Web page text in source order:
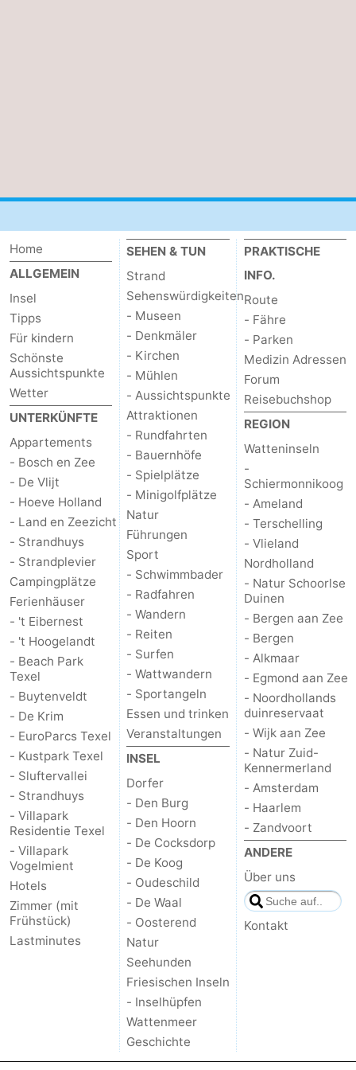
Route
-
Fähre
-
Parken
Inselhüpfen
Reisebuchshop
Medizin
Adressen
Region
Watteninseln
Schiermonnikoog
Ameland
-
Terschelling
-
Vlieland
Nordholland
-
Natur
Schoorlse
Duinen
Bergen
aan
Zee
Bergen
-
Alkmaar
-
Egmond
aan
Zee
-
Noordhollands
duinreservaat
-
Wijk
-
Zandvoort
Wetter
Home
ALLGEMEIN
Insel
Tipps
Für kindern
Schönste
Aussichtspunkte
Wetter
UNTERKÜNFTE
Appartements
- Bosch en Zee
- De Vlijt
- Hoeve Holland
- Land en Zeezicht
- Strandhuys
- Strandplevier
Campingplätze
Ferienhäuser
- 't Eibernest
- 't Hoogelandt
- Beach Park
Texel
- Buytenveldt
- De Krim
- EuroParcs Texel
- Kustpark Texel
- Sluftervallei
- Strandhuys
- Villapark
Residentie Texel
- Villapark
Vogelmient
Hotels
Zimmer (mit
Frühstück)
Lastminutes
SEHEN & TUN
Strand
Sehenswürdigkeiten
- Museen
- Denkmäler
- Kirchen
- Mühlen
- Aussichtspunkte
Attraktionen
- Rundfahrten
- Bauernhöfe
- Spielplätze
- Minigolfplätze
Natur
Führungen
Sport
- Schwimmbader
- Radfahren
- Wandern
- Reiten
- Surfen
- Wattwandern
- Sportangeln
Essen und trinken
Veranstaltungen
INSEL
Dorfer
- Den Burg
- Den Hoorn
- De Cocksdorp
- De Koog
- Oudeschild
- De Waal
- Oosterend
Natur
Seehunden
Friesischen Inseln
- Inselhüpfen
Wattenmeer
Geschichte
PRAKTISCHE
INFO.
Route
- Fähre
- Parken
Medizin Adressen
Forum
Reisebuchshop
REGION
Watteninseln
-
Schiermonnikoog
- Ameland
- Terschelling
- Vlieland
Nordholland
- Natur Schoorlse
Duinen
- Bergen aan Zee
- Bergen
- Alkmaar
- Egmond aan Zee
- Noordhollands
duinreservaat
- Wijk aan Zee
- Natur Zuid-
Kennermerland
- Amsterdam
- Haarlem
- Zandvoort
ANDERE
Über uns
Kontakt